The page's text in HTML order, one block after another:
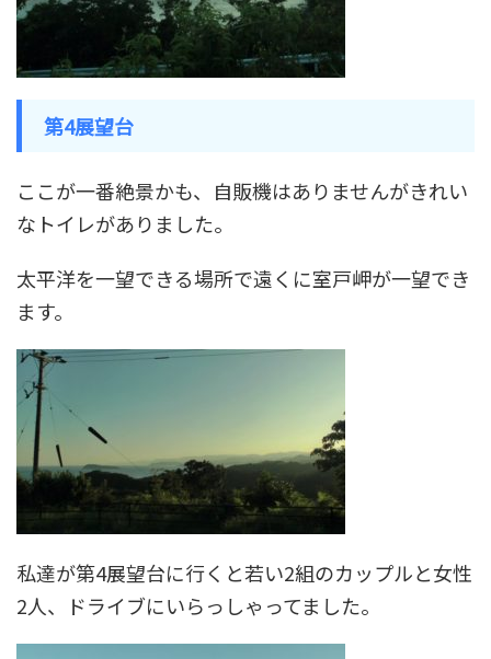
第4展望台
ここが一番絶景かも、自販機はありませんがきれい
なトイレがありました。
太平洋を一望できる場所で遠くに室戸岬が一望でき
ます。
私達が第4展望台に行くと若い2組のカップルと女性
2人、ドライブにいらっしゃってました。